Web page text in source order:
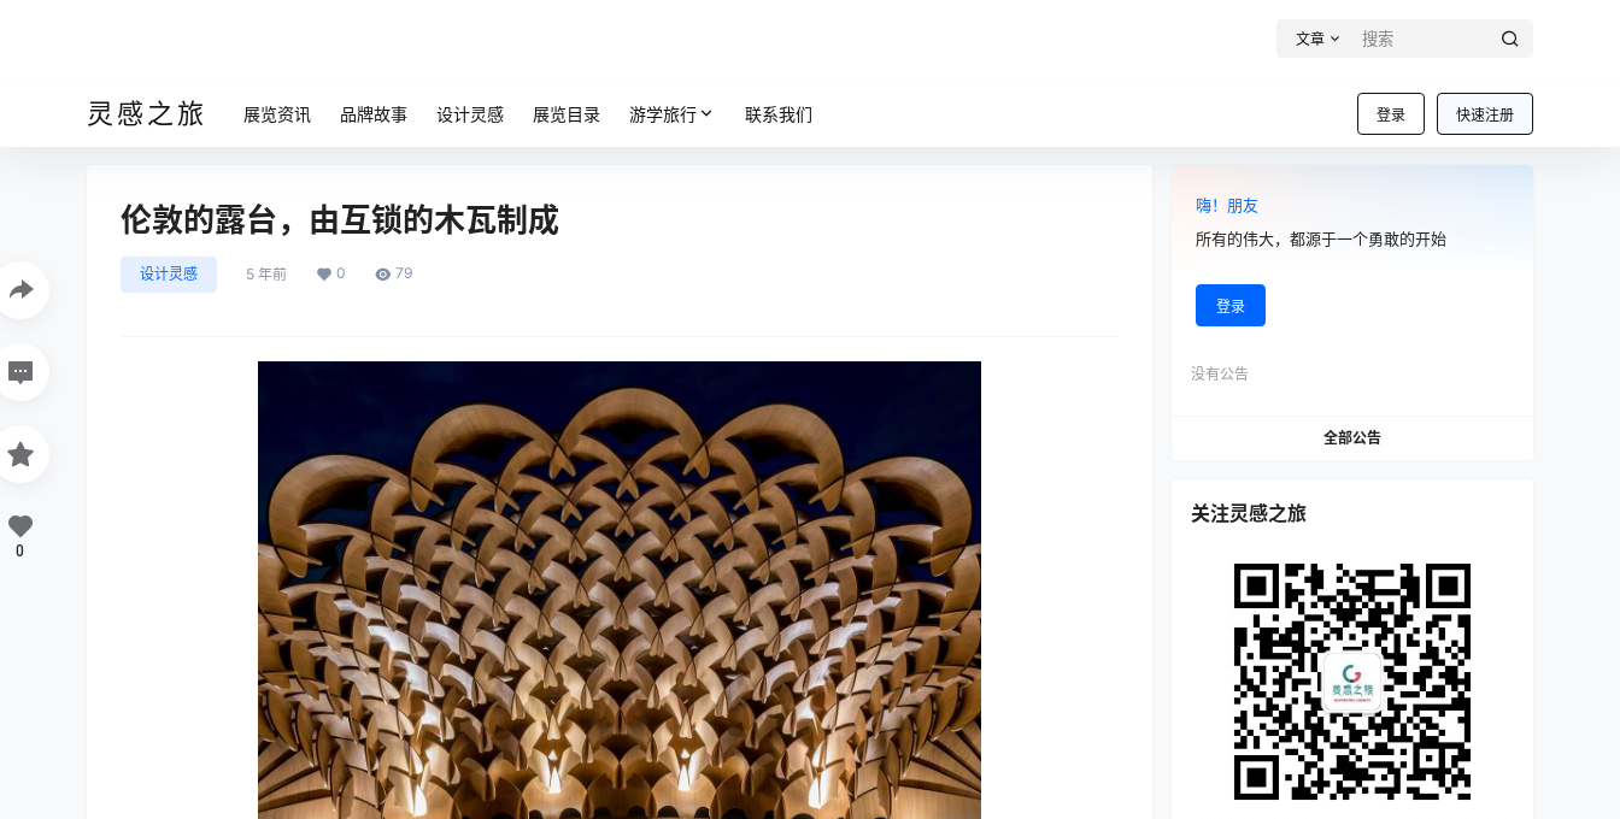
文章
灵感之旅 登录 快速注册
展览资讯 品牌故事 设计灵感 展览目录 游学旅行 联系我们
伦敦的露台，由互锁的木瓦制成
设计灵感 5 年前 0 79
0
嗨！朋友
所有的伟大，都源于一个勇敢的开始
登录
没有公告
全部公告
关注灵感之旅